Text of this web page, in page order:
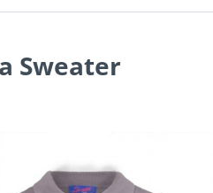
Sweater